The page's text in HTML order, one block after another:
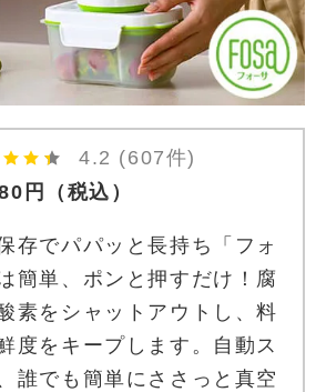
4.2 (607件)
円 （税込）
存でパパッと長持ち「フォ
簡単、ポンと押すだけ！腐
素をシャットアウトし、料
度をキープします。自動ス
誰でも簡単にささっと真空